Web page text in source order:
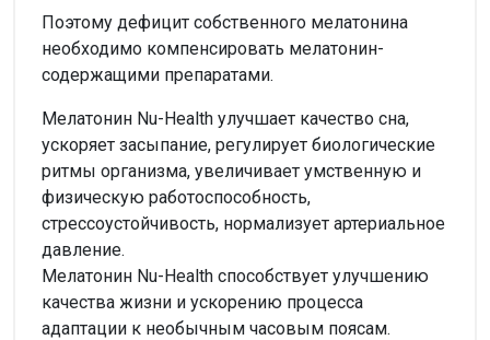
Поэтому дефицит собственного мелатонина
необходимо компенсировать мелатонин-
содержащими препаратами.
Мелатонин Nu-Health улучшает качество сна,
ускоряет засыпание, регулирует биологические
ритмы организма, увеличивает умственную и
физическую работоспособность,
стрессоустойчивость, нормализует артериальное
давление.
Мелатонин Nu-Health способствует улучшению
качества жизни и ускорению процесса
адаптации к необычным часовым поясам.